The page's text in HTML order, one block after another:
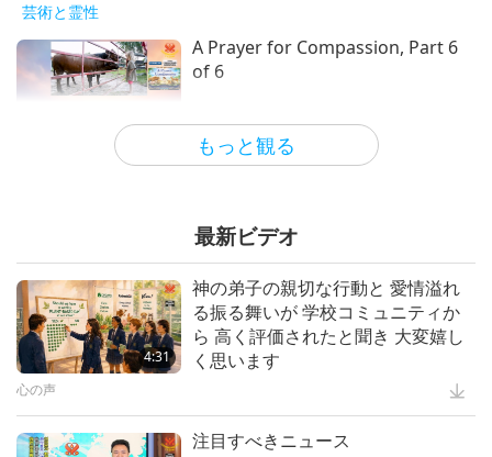
もっと観る
芸術と霊性
A Prayer for Compassion, Part 6
of 6
30:46
of 10
芸術と霊性
マスターと弟子
最新ビデオ
4:31
神の弟子の親切な行動と 愛情溢れ
る振る舞いが 学校コミュニティか
ら 高く評価されたと聞き 大変嬉し
く思います
心の声
注目すべきニュース